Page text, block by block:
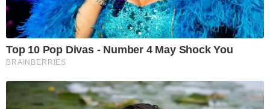
Top 10 Pop Divas - Number 4 May Shock You
BRAINBERRIES